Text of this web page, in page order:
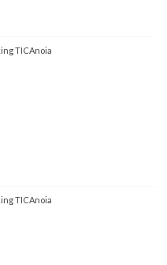
TICAnoia
TICAnoia